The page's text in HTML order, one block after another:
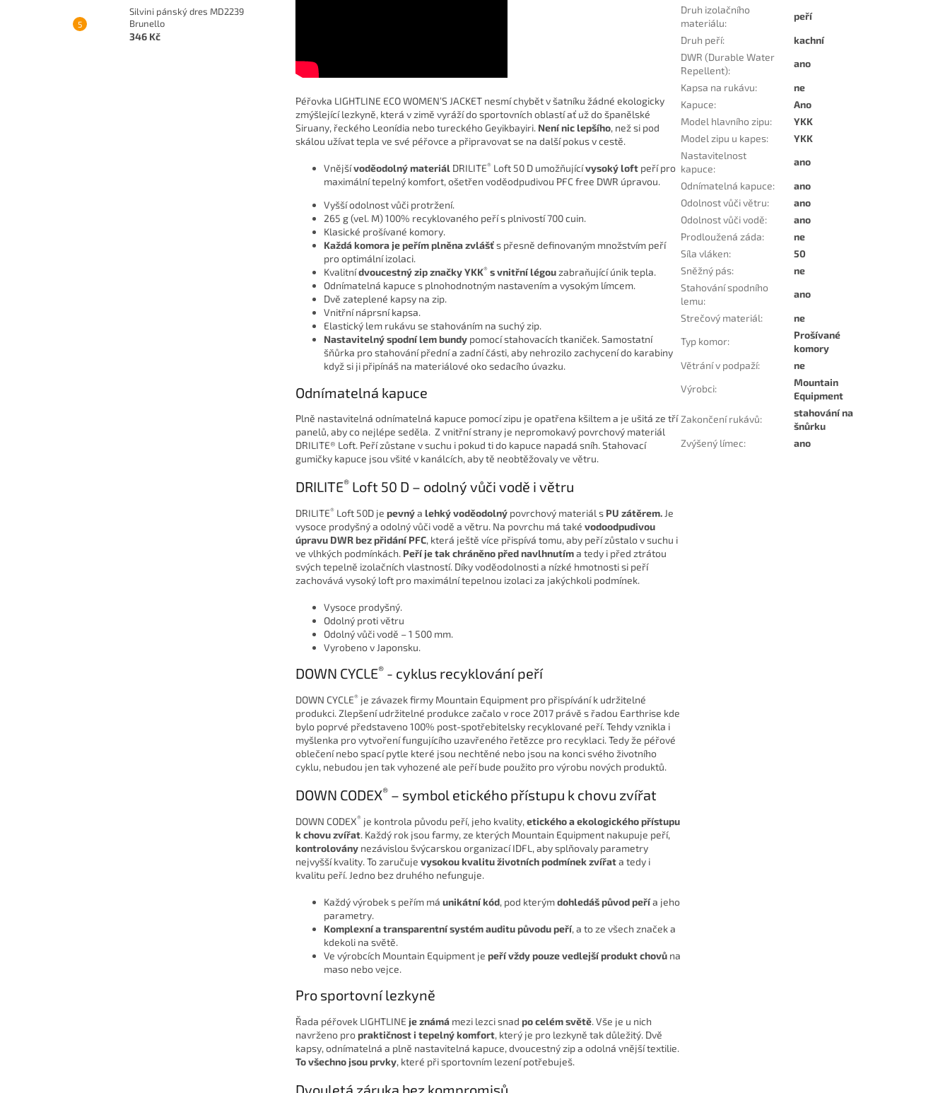
Silvini pánský dres MD2239
Brunello
346 Kč
Péřovka LIGHTLINE ECO WOMEN’S JACKET nesmí chybět v šatníku žádné ekologicky
zmýšlející lezkyně, která v zimě vyráží do sportovních oblastí ať už do španělské
Siruany, řeckého Leonídia nebo tureckého Geyikbayiri. Není nic lepšího, než si pod
skálou užívat tepla ve své péřovce a připravovat se na další pokus v cestě.
Vnějšívoděodolný materiál DRILITE® Loft 50 D umožňujícívysoký loft peří pro
maximální tepelný komfort, ošetřen voděodpudivou PFC free DWR úpravou.
Vyšší odolnost vůči protržení.
265 g (vel. M) 100% recyklovaného peří s plnivostí 700 cuin.
Klasické prošívané komory.
Každá komora je peřím plněna zvlášťs přesně definovaným množstvím peří
pro optimální izolaci.
Kvalitnídvoucestný zip značky YKK® s vnitřní légouzabraňující únik tepla.
Odnímatelná kapuce s plnohodnotným nastavením a vysokým límcem.
Dvě zateplené kapsy na zip.
Vnitřní náprsní kapsa.
Elastický lem rukávu se stahováním na suchý zip.
Nastavitelný spodní lem bundy pomocí stahovacích tkaniček. Samostatní
šňůrka pro stahování přední a zadní části, aby nehrozilo zachycení do karabiny
když si ji připínáš na materiálové oko sedacího úvazku.
Odnímatelná kapuce
Plně nastavitelná odnímatelná kapuce pomocí zipu je opatřena kšiltem a je ušitá ze tří
panelů, aby co nejlépe seděla. Z vnitřní strany je nepromokavý povrchový materiál
DRILITE® Loft. Peří zůstane v suchu i pokud ti do kapuce napadá sníh. Stahovací
gumičky kapuce jsou všité v kanálcích, aby tě neobtěžovaly ve větru.
DRILITE® Loft 50 D – odolný vůči vodě i větru
DRILITE® Loft 50D je pevnýa lehký voděodolný povrchový materiál s PU zátěrem. Je
vysoce prodyšný a odolný vůči vodě a větru. Na povrchu má také vodoodpudivou
úpravu DWR bez přidání PFC, která ještě více přispívá tomu, aby peří zůstalo v suchu i
ve vlhkých podmínkách. Peří je tak chráněno před navlhnutíma tedy i před ztrátou
svých tepelně izolačních vlastností. Díky voděodolnosti a nízké hmotnosti si peří
zachovává vysoký loft pro maximální tepelnou izolaci za jakýchkoli podmínek.
Vysoce prodyšný.
Odolný proti větru
Odolný vůči vodě – 1 500 mm.
Vyrobeno v Japonsku.
DOWN CYCLE® - cyklus recyklování peří
DOWN CYCLE® je závazek firmy Mountain Equipment pro přispívání k udržitelné
produkci. Zlepšení udržitelné produkce začalo v roce 2017 právě s řadou Earthrise kde
bylo poprvé představeno 100% post-spotřebitelsky recyklované peří. Tehdy vznikla i
myšlenka pro vytvoření fungujícího uzavřeného řetězce pro recyklaci. Tedy že péřové
oblečení nebo spací pytle které jsou nechtěné nebo jsou na konci svého životního
cyklu, nebudou jen tak vyhozené ale peří bude použito pro výrobu nových produktů.
DOWN CODEX® – symbol etického přístupu k chovu zvířat
DOWN CODEX® je kontrola původu peří, jeho kvality, etického a ekologického přístupu
k chovu zvířat. Každý rok jsou farmy, ze kterých Mountain Equipment nakupuje peří,
kontrolovány nezávislou švýcarskou organizací IDFL, aby splňovaly parametry
nejvyšší kvality. To zaručuje vysokou kvalitu životních podmínek zvířata tedy i
kvalitu peří. Jedno bez druhého nefunguje.
Každý výrobek s peřím má unikátní kód, pod kterýmdohledáš původ peřía jeho
parametry.
Komplexní a transparentní systém auditu původu peří, a to ze všech značek a
kdekoli na světě.
Ve výrobcích Mountain Equipment je peří vždy pouze vedlejší produkt chovů na
maso nebo vejce.
Pro sportovní lezkyně
Řada péřovek LIGHTLINE je známá mezi lezci snad po celém světě. Vše je u nich
navrženo propraktičnost i tepelný komfort, který je pro lezkyně tak důležitý. Dvě
kapsy, odnímatelná a plně nastavitelná kapuce, dvoucestný zip a odolná vnější textilie.
To všechno jsou prvky, které při sportovním lezení potřebuješ.
Dvouletá záruka bez kompromisů
Druh izolačního
materiálu:
peří
Druh peří:
kachní
DWR (Durable Water
Repellent):
ano
Kapsa na rukávu:
ne
Kapuce:
Ano
Model hlavního zipu:
YKK
Model zipu u kapes:
YKK
Nastavitelnost
kapuce:
ano
Odnímatelná kapuce:
ano
Odolnost vůči větru:
ano
Odolnost vůči vodě:
ano
Prodloužená záda:
ne
Síla vláken:
50
Sněžný pás:
ne
Stahování spodního
lemu:
ano
Strečový materiál:
ne
Typ komor:
Prošívané
komory
Větrání v podpaží:
ne
Výrobci:
Mountain
Equipment
Zakončení rukávů:
stahování na
šnůrku
Zvýšený límec: ano